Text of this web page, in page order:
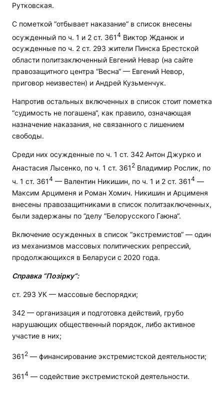
Рутковская.
С пометкой “отбывает наказание“ в список внесены
осужденный по ч. 1 и 2 ст. 3614 Виктор Жданюк и
осужденные по ч. 2 ст. 293 жители Пинска Брестской
области политзаключенный Евгений Невар (на сайте
правозащитного центра “Весна“ — Евгений Невор,
приговор неизвестен) и Андрей Кузьменчук.
Напротив остальных включенных в список стоит пометка
“судимость не погашена“, как правило, означающая
назначение наказания, не связанного с лишением
свободы.
Среди них осужденные по ч. 1 ст. 342 Антон Джурко и
Анастасия Лысенко, по ч. 1 ст. 361 2 Владимир Рослик, по
ч. 1 ст. 3614 — Валентин Никишин, по ч. 1 и 2 ст. 3614 —
Максим Арцименя и Роман Хомич. Никишин и Арцименя
внесены правозащитниками в список политзаключенных,
были задержаны по “делу “Белорусского Гаюна“.
Включение осужденных в список “экстремистов“ — один
из механизмов массовых политических репрессий,
продолжающихся в Беларуси с 2020 года.
Справка “Позірку“:
ст. 293 УК — массовые беспорядки;
342 — организация и подготовка действий, грубо
нарушающих общественный порядок, либо активное
участие в них;
361 2 — финансирование экстремистской деятельности;
3614 — содействие экстремистской деятельности.